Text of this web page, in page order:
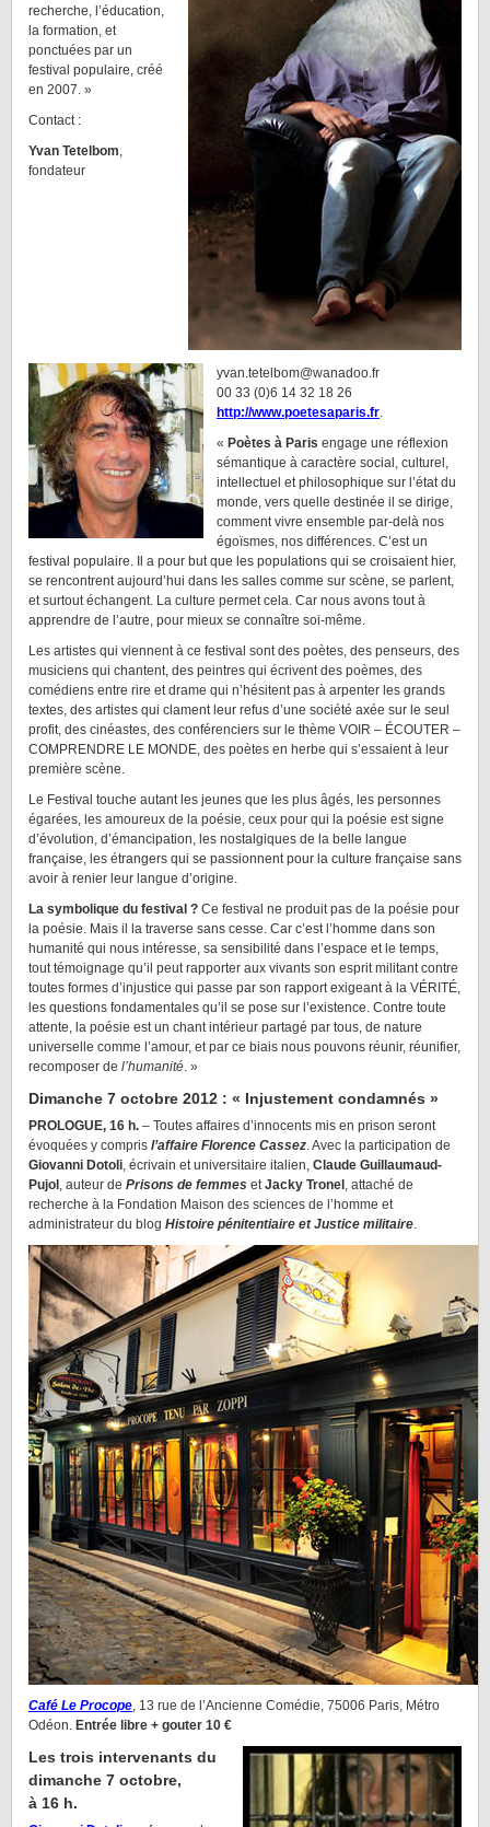
recherche, l’éducation,
la formation, et
ponctuées par un
festival populaire, créé
en 2007. »
Contact :
Yvan Tetelbom,
fondateur
yvan.tetelbom@wanadoo.fr
00 33 (0)6 14 32 18 26
http://www.poetesaparis.fr.
« Poètes à Paris engage une réflexion
sémantique à caractère social, culturel,
intellectuel et philosophique sur l’état du
monde, vers quelle destinée il se dirige,
comment vivre ensemble par-delà nos
égoïsmes, nos différences. C’est un
festival populaire. Il a pour but que les populations qui se croisaient hier,
se rencontrent aujourd’hui dans les salles comme sur scène, se parlent,
et surtout échangent. La culture permet cela. Car nous avons tout à
apprendre de l’autre, pour mieux se connaître soi-même.
Les artistes qui viennent à ce festival sont des poètes, des penseurs, des
musiciens qui chantent, des peintres qui écrivent des poèmes, des
comédiens entre rire et drame qui n’hésitent pas à arpenter les grands
textes, des artistes qui clament leur refus d’une société axée sur le seul
profit, des cinéastes, des conférenciers sur le thème VOIR – ÉCOUTER –
COMPRENDRE LE MONDE, des poètes en herbe qui s’essaient à leur
première scène.
Le Festival touche autant les jeunes que les plus âgés, les personnes
égarées, les amoureux de la poésie, ceux pour qui la poésie est signe
d’évolution, d’émancipation, les nostalgiques de la belle langue
française, les étrangers qui se passionnent pour la culture française sans
avoir à renier leur langue d’origine.
La symbolique du festival ? Ce festival ne produit pas de la poésie pour
la poésie. Mais il la traverse sans cesse. Car c’est l’homme dans son
humanité qui nous intéresse, sa sensibilité dans l’espace et le temps,
tout témoignage qu’il peut rapporter aux vivants son esprit militant contre
toutes formes d’injustice qui passe par son rapport exigeant à la VÉRITÉ,
les questions fondamentales qu’il se pose sur l’existence. Contre toute
attente, la poésie est un chant intérieur partagé par tous, de nature
universelle comme l’amour, et par ce biais nous pouvons réunir, réunifier,
recomposer de l’humanité. »
Dimanche 7 octobre 2012 : « Injustement condamnés »
PROLOGUE, 16 h. – Toutes affaires d’innocents mis en prison seront
évoquées y compris l’affaire Florence Cassez. Avec la participation de
Giovanni Dotoli, écrivain et universitaire italien, Claude Guillaumaud-
Pujol , auteur de Prisons de femmes etJacky Tronel , attaché de
recherche à la Fondation Maison des sciences de l’homme et
administrateur du blog Histoire pénitentiaire et Justice militaire.
Café Le Procope, 13 rue de l’Ancienne Comédie, 75006 Paris, Métro
Odéon. Entrée libre + gouter 10 €
Les trois intervenants du
dimanche 7 octobre,
à 16 h.